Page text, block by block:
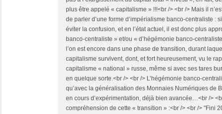
plus être appelé « capitalisme » !!!<br /> <br /> Mais il
de parler d’une forme d’impérialisme banco-centraliste :
éviter la confusion, et en l’état actuel, il est donc plus
banco-centraliste » et/ou « d’hégémonie banco-
l’on est encore dans une phase de transition, durant
capitalisme survivent, dont, et fort heureusement, vu le
capitalisme « national » russe, même si avec ses tares
en quelque sorte.<br /> <br /> L’hégémonie banco-
qu’avec la généralisation des Monnaies Numériques de
en cours d’expérimentation, déjà bien avancée…<br />
compréhension de cette « transition » :<br /> <br /> "Fini